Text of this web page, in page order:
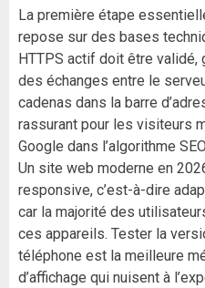
La première étape
repose sur des bases
HTTPS actif doit être
des échanges entre le
cadenas dans la barre
rassurant pour les visiteurs
Google dans l’algorithme
Un site web moderne en
responsive, c’est-à-dire
car la majorité des
ces appareils. Tester la
téléphone est la meilleure
d’affichage qui nuisent à